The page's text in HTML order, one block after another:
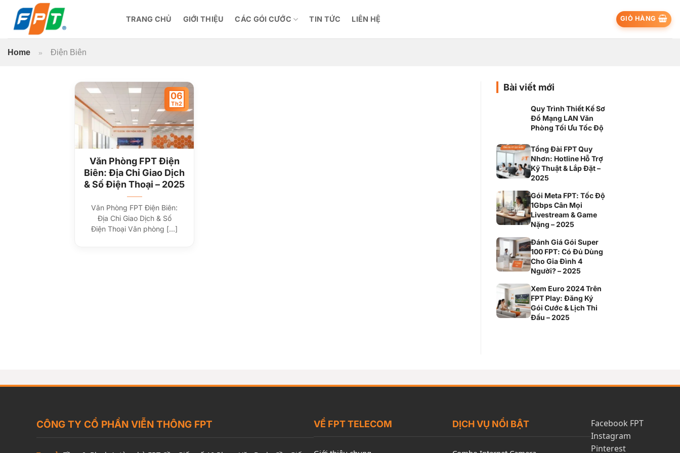
TRANG CHỦ GIỚI THIỆU CÁC GÓI CƯỚC TIN TỨC LIÊN HỆ GIỎ HÀNG
Home » Điện Biên
Văn Phòng FPT Điện
Biên: Địa Chỉ Giao Dịch
& Số Điện Thoại – 2025
Văn Phòng FPT Điện Biên:
Địa Chỉ Giao Dịch & Số
Điện Thoại Văn phòng [...]
06
Th2
Bài viết mới
Quy Trình Thiết Kế Sơ
Đồ Mạng LAN Văn
Phòng Tối Ưu Tốc Độ
Tổng Đài FPT Quy
Nhơn: Hotline Hỗ Trợ
Kỹ Thuật & Lắp Đặt –
2025
Gói Meta FPT: Tốc Độ
1Gbps Cân Mọi
Livestream & Game
Nặng – 2025
Đánh Giá Gói Super
100 FPT: Có Đủ Dùng
Cho Gia Đình 4
Người? – 2025
Xem Euro 2024 Trên
FPT Play: Đăng Ký
Gói Cước & Lịch Thi
Đấu – 2025
CÔNG TY CỔ PHẦN VIỄN THÔNG FPT VỀ FPT TELECOM DỊCH VỤ NỔI BẬT
Facebook FPT
Instagram
Pinterest